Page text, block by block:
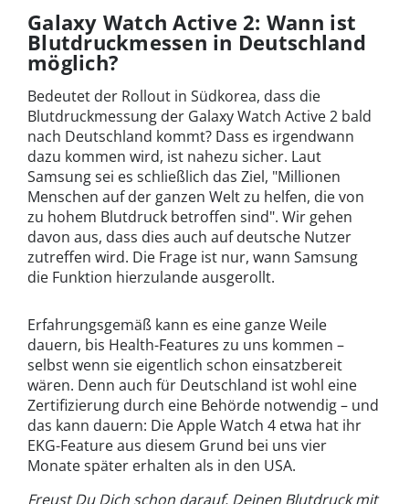
Galaxy Watch Active 2: Wann ist
Blutdruckmessen in Deutschland
möglich?
Bedeutet der Rollout in Südkorea, dass die
Blutdruckmessung der Galaxy Watch Active 2 bald
nach Deutschland kommt? Dass es irgendwann
dazu kommen wird, ist nahezu sicher. Laut
Samsung sei es schließlich das Ziel, "Millionen
Menschen auf der ganzen Welt zu helfen, die von
zu hohem Blutdruck betroffen sind". Wir gehen
davon aus, dass dies auch auf deutsche Nutzer
zutreffen wird. Die Frage ist nur, wann Samsung
die Funktion hierzulande ausgerollt.
Erfahrungsgemäß kann es eine ganze Weile
dauern, bis Health-Features zu uns kommen –
selbst wenn sie eigentlich schon einsatzbereit
wären. Denn auch für Deutschland ist wohl eine
Zertifizierung durch eine Behörde notwendig – und
das kann dauern: Die Apple Watch 4 etwa hat ihr
EKG-Feature aus diesem Grund bei uns vier
Monate später erhalten als in den USA.
Freust Du Dich schon darauf, Deinen Blutdruck mit